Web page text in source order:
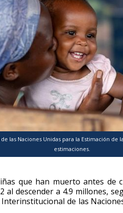
las Naciones Unidas para la Estimación de
estimaciones.
que han muerto antes de
al descender a 4.9 millones,
de las